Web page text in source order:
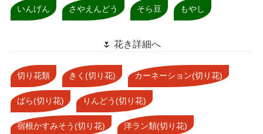
いんげん さやえんどう そら豆 もやし
🌷 花き詳細へ
切り花類 きく(切り花) カーネーション(切り花)
ばら(切り花) りんどう(切り花)
宿根かすみそう(切り花) 洋ラン類(切り花)